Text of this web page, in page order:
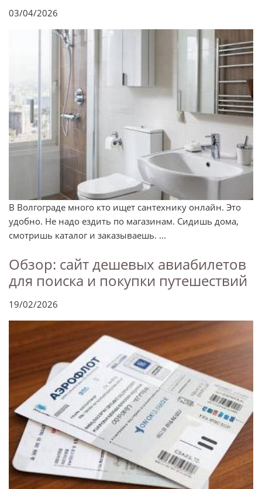
03/04/2026
В Волгограде много кто ищет сантехнику онлайн. Это
удобно. Не надо ездить по магазинам. Сидишь дома,
смотришь каталог и заказываешь. ...
Обзор: сайт дешевых авиабилетов
для поиска и покупки путешествий
19/02/2026